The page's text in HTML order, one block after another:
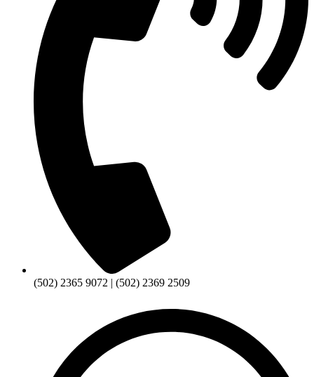
(502) 2365 9072 | (502) 2369 2509